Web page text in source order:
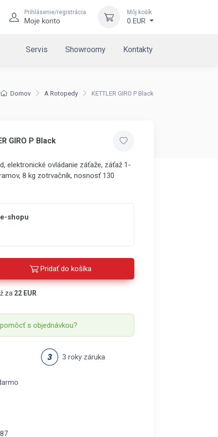
Prihlásenie/registrácia
Moje konto
Môj košík
0 EUR
Servis Showroomy Kontakty
Domov A Rotopedy KETTLER GIRO P Black
GIRO P Black
elektronické ovládanie záťaže, záťaž1-
8 kg zotrvačník, nosnosť 130
shopu
Pridať do košíka
za 22 EUR
s objednávkou?
3 roky záruka